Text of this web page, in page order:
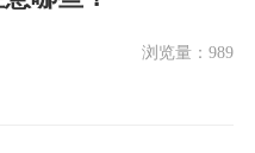
浏览量：989